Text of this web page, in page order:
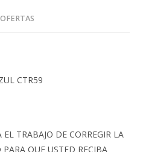
CTR59
TRABAJO DE CORREGIR LA
QUE USTED RECIBA